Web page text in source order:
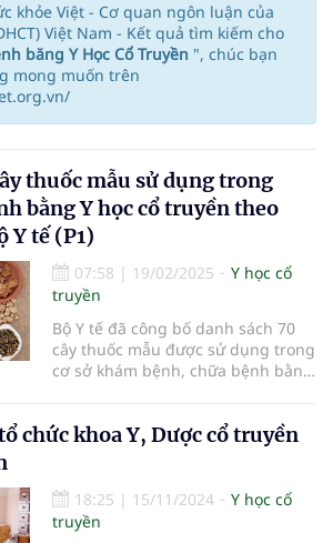
khỏe Việt - Cơ quan ngôn luận của
Việt Nam - Kết quả tìm kiếm cho
băng Y Học Cổ Truyền ", chúc bạn
mong muốn trên
thuốc mẫu sử dụng trong
bằng Y học cổ truyền theo
Y tế (P1)
07:58 | 19/02/2025
Y học cổ
truyền
Bộ Y tế đã công bố danh sách 70
cây thuốc mẫu được sử dụng trong
cơ sở khám bệnh, chữa bệnh bằng
chức khoa Y, Dược cổ truyền
18:25 | 15/11/2024
Y học cổ
truyền